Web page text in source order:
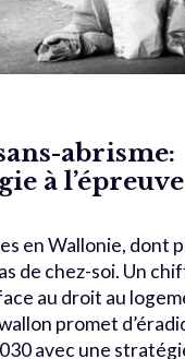
abrisme:
à
en Wallonie, dont
de chez-soi. Un
au droit au
promet
avec une